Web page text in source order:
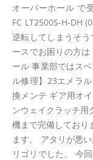
オーバーホール で
FC LT2500S-H-DH
逆転してしまうそ
ースでお困りの方
ール 事業部ではス
ル修理】23エメラ
換メンテ ギア用オ
ンウェイクラッチ
機まで完備しており
ます。 アタリが悪
リゴリでした。 今